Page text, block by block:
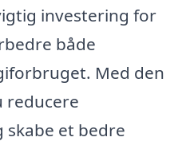
investering for
både
Med den
reducere
et bedre